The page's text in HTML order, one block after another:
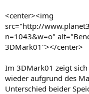
<center><img
src="http://
n=1043&w=o"
3DMark01"></center>
Im 3DMark01 zeigt
wieder aufgrund des
Unterschied beider